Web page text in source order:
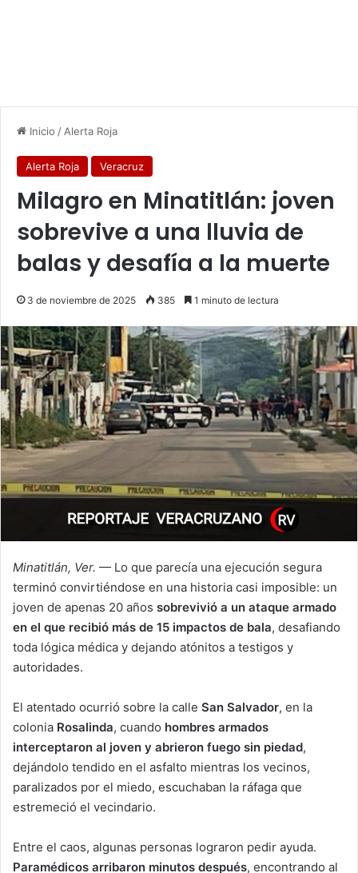
Inicio / Alerta Roja
Alerta Roja Veracruz
Milagro en Minatitlán: joven
sobrevive a una lluvia de
balas y desafía a la muerte
3 de noviembre de 2025 385 1 minuto de lectura
Minatitlán, Ver. — Lo que parecía una ejecución segura
terminó convirtiéndose en una historia casi imposible: un
joven de apenas 20 años sobrevivió a un ataque armado
en el que recibió más de 15 impactos de bala, desafiando
toda lógica médica y dejando atónitos a testigos y
autoridades.
El atentado ocurrió sobre la calle San Salvador, en la
colonia Rosalinda, cuando hombres armados
interceptaron al joven y abrieron fuego sin piedad,
dejándolo tendido en el asfalto mientras los vecinos,
paralizados por el miedo, escuchaban la ráfaga que
estremeció el vecindario.
Entre el caos, algunas personas lograron pedir ayuda.
Paramédicos arribaron minutos después, encontrando al